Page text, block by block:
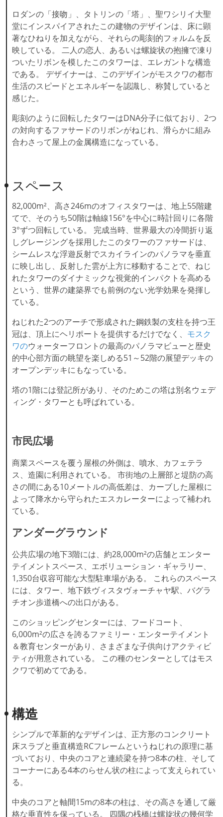
ロダンの「接吻」、タトリンの「塔」、聖ワシリイ大聖
堂にインスパイアされたこの建物のデザインは、床に顕
著なひねりを加えながら、それらの彫刻的フォルムを反
映している。 二人の恋人、あるいは螺旋状の抱擁で凍り
ついたリボンを模したこのタワーは、エレガントな構造
である。 デザイナーは、このデザインがモスクワの都市
生活のスピードとエネルギーを認識し、称賛していると
感じた。
彫刻のように回転したタワーはDNA分子に似ており、2つ
の対向するファサードのリボンがねじれ、滑らかに組み
合わさって屋上の金属構造になっている。
スペース
82,000m²、高さ246mのオフィスタワーは、地上55階建
てで、そのうち50階は軸線156°を中心に時計回りに各階
3°ずつ回転している。 完成当時、世界最大の冷間折り返
しグレージングを採用したこのタワーのファサードは、
シームレスな浮遊反射でスカイラインのパノラマを垂直
に映し出し、反射した雲が上方に移動することで、ねじ
れたタワーのダイナミックな視覚的インパクトを高める
という、世界の建築界でも前例のない光学効果を発揮し
ている。
ねじれた2つのアーチで形成された鋼鉄製の支柱を持つ王
冠は、頂上にヘリポートを提供するだけでなく、 モスク
ワのウォーターフロントの最高のパノラマビューと歴史
的中心部方面の眺望を楽しめる51～52階の展望デッキの
オープンデッキにもなっている。
塔の1階には登記所があり、そのためこの塔は別名ウェデ
ィング・タワーとも呼ばれている。
市民広場
商業スペースを覆う屋根の外側は、噴水、カフェテラ
ス、造園に利用されている。 市街地の上層部と堤防の高
さの間にある10メートルの高低差は、カーブした屋根に
よって降水から守られたエスカレーターによって補われ
ている。
アンダーグラウンド
公共広場の地下3階には、約28,000m²の店舗とエンター
テイメントスペース、エボリューション・ギャラリー、
1,350台収容可能な大型駐車場がある。 これらのスペース
には、タワー、地下鉄ヴィスタヴォーチャヤ駅、バグラ
チオン歩道橋への出口がある。
このショッピングセンターには、フードコート、
6,000m²の広さを誇るファミリー・エンターテイメント
＆教育センターがあり、さまざまな子供向けアクティビ
ティが用意されている。 この種のセンターとしてはモス
クワで初めてである。
構造
シンプルで革新的なデザインは、正方形のコンクリート
床スラブと垂直構造RCフレームというねじれの原理に基
づいており、中央のコアと連続梁を持つ8本の柱、そして
コーナーにある4本のらせん状の柱によって支えられてい
る。
中央のコアと軸間15mの8本の柱は、その高さを通して厳
格な垂直性を保っている。 四隅の桟橋は螺旋状の幾何学